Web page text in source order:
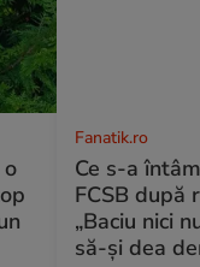
Fanatik.ro
Ce s-a
FCSB după
„Baciu nici
să-și dea